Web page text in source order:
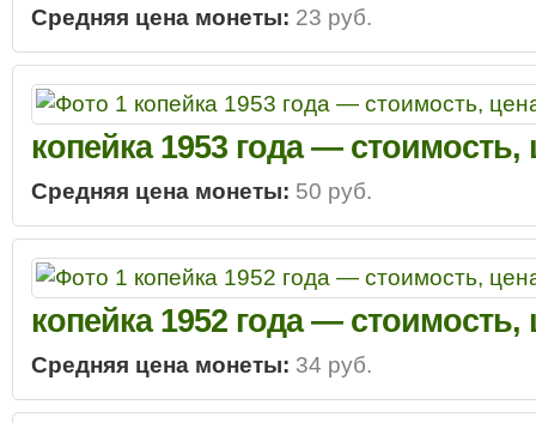
Средняя цена монеты: 23 руб.
копейка 1953 года —
Средняя цена монеты: 50 руб.
копейка 1952 года —
Средняя цена монеты: 34 руб.